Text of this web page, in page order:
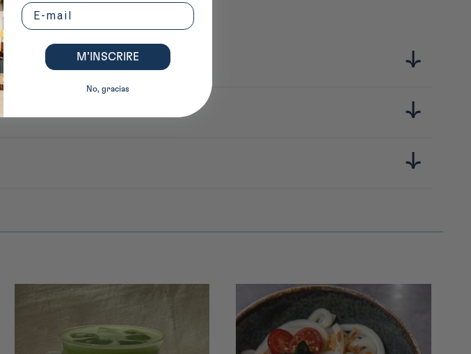
avec sa première gamme de produits japonais, soigneusement sourcés et terriblement
de la cuisine japonaise. Sauce soja, riz, dashi, miso… 10 essentiels pour explorer les
Email
M’INSCRIRE
No, gracias